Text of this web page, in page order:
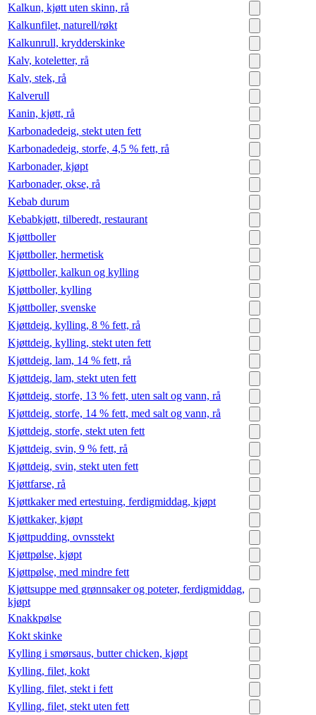
Kalkun, kjøtt uten skinn, rå
Kalkunfilet, naturell/røkt
Kalkunrull, krydderskinke
Kalv, koteletter, rå
Kalv, stek, rå
Kalverull
Kanin, kjøtt, rå
Karbonadedeig, stekt uten fett
Karbonadedeig, storfe, 4,5 % fett, rå
Karbonader, kjøpt
Karbonader, okse, rå
Kebab durum
Kebabkjøtt, tilberedt, restaurant
Kjøttboller
Kjøttboller, hermetisk
Kjøttboller, kalkun og kylling
Kjøttboller, kylling
Kjøttboller, svenske
Kjøttdeig, kylling, 8 % fett, rå
Kjøttdeig, kylling, stekt uten fett
Kjøttdeig, lam, 14 % fett, rå
Kjøttdeig, lam, stekt uten fett
Kjøttdeig, storfe, 13 % fett, uten salt og vann, rå
Kjøttdeig, storfe, 14 % fett, med salt og vann, rå
Kjøttdeig, storfe, stekt uten fett
Kjøttdeig, svin, 9 % fett, rå
Kjøttdeig, svin, stekt uten fett
Kjøttfarse, rå
Kjøttkaker med ertestuing, ferdigmiddag, kjøpt
Kjøttkaker, kjøpt
Kjøttpudding, ovnsstekt
Kjøttpølse, kjøpt
Kjøttpølse, med mindre fett
Kjøttsuppe med grønnsaker og poteter, ferdigmiddag,
kjøpt
Knakkpølse
Kokt skinke
Kylling i smørsaus, butter chicken, kjøpt
Kylling, filet, kokt
Kylling, filet, stekt i fett
Kylling, filet, stekt uten fett